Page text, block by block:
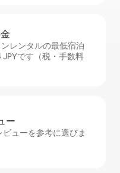
レンタルの最低宿泊
です（税・手数料
ー
ューを参考に選びま